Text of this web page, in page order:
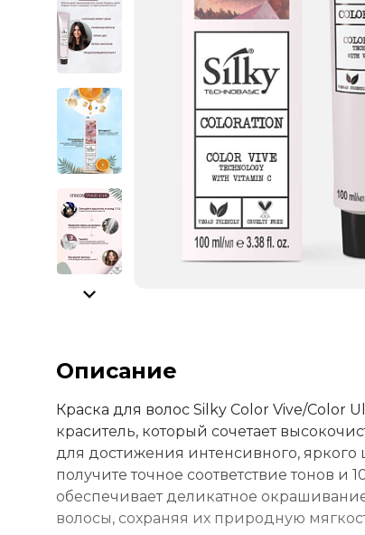
Описание
Краска для волос Silky Color Vive/
краситель, который сочетает
для достижения интенсивного, яркого
получите точное соответствие тонов
обеспечивает деликатное
волосы, сохраняя их природную